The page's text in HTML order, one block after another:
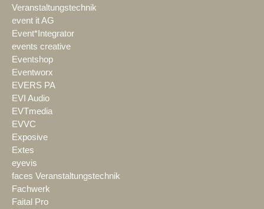
Veranstaltungstechnik
event it AG
Event*Integrator
events creative
Eventshop
Eventworx
EVERS PA
EVI Audio
EVTmedia
EVVC
Exposive
Extes
eyevis
faces Veranstaltungstechnik
Fachwerk
Faital Pro